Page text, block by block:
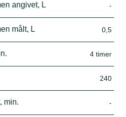
angivet, L -
målt, L 0,5
4 timer
240
min. -